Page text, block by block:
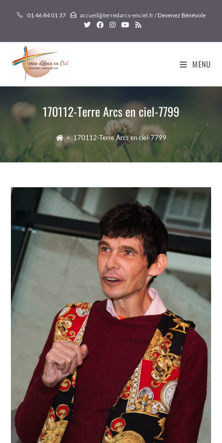
01 46 84 01 37 accueil@terredarcs-enciel.fr/ Devenez Bénévole
MENU
170112-Terre Arcs en ciel-7799
> 170112-Terre Arcs en ciel-7799